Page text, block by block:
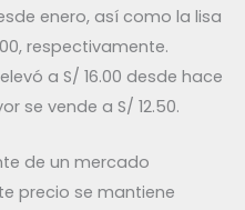
enero, así como la lisa
respectivamente.
a S/ 16.00 desde hace
se vende a S/ 12.50.
de un mercado
precio se mantiene